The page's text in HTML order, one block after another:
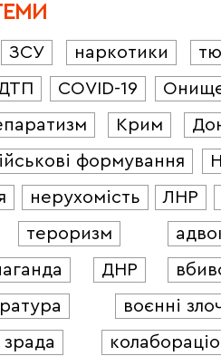
ЗСУ наркотики
COVID-19
Крим
формування
нерухомість ЛНР
тероризм
ДНР
воєнні